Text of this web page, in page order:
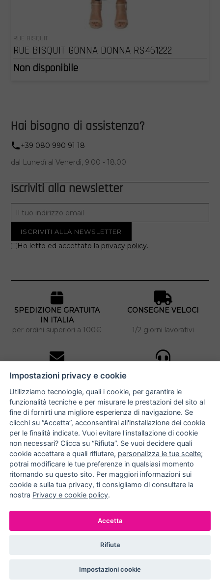
RUE BISQUIT
RUE BISQUIT GONNA DONNA RS461222
Non disponibile
Hai bisogno di assistenza?
+39 080 990 91 18
dal Lunedì al Venerdì, 9.00 - 18.00
Iscriviti alla newsletter
Ho letto ed accettato la privacy policy.
SPEDIZIONE GRATUITA
IN ITALIA
per ordini superiori a 100€
CONSEGNE VELOCI
1/2 giorni lavorativi
iscriviti alla newsletter
per tutti gli ordini
NUCCIA COSTANTINO
via Argiro 112/114 - 70122 Bari
+39 080 990 9118
+39 391 72 89 930
METODI DI PAGAMENTO
P.IVA: 05524540720
Impostazioni privacy e cookie
Utilizziamo tecnologie, quali i cookie, per garantire le
funzionalità tecniche e per misurare le prestazioni del sito al
fine di fornirti una migliore esperienza di navigazione. Se
clicchi su “Accetta”, acconsentirai all'installazione dei cookie
per le finalità indicate. Vuoi evitare l'installazione di cookie
non necessari? Clicca su “Rifiuta”. Se vuoi decidere quali
cookie accettare e quali rifiutare, personalizza le tue scelte;
potrai modificare le tue preferenze in qualsiasi momento
ritornando su questo sito. Per maggiori informazioni sui
cookie e sulla tua privacy, ti consigliamo di consultare la
nostra Privacy e cookie policy.
Accetta
Rifiuta
Impostazioni cookie